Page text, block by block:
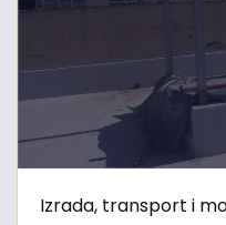
Izrada, transport i